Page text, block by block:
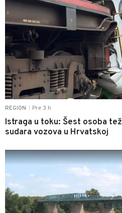
REGION Pre 3 h
Istraga u toku: Šest osoba
sudara vozova u Hrvatskoj